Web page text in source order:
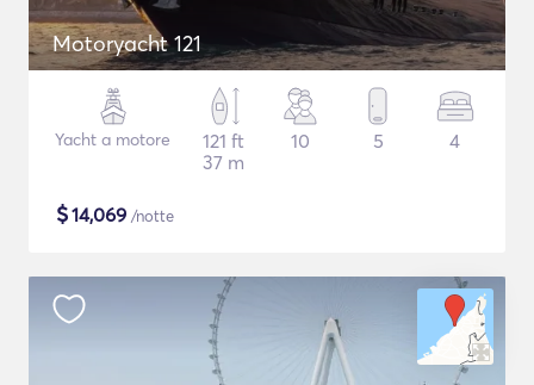
Motoryacht 121
Yacht a motore
121 ft
37 m
10 5 4
$14,069 /notte